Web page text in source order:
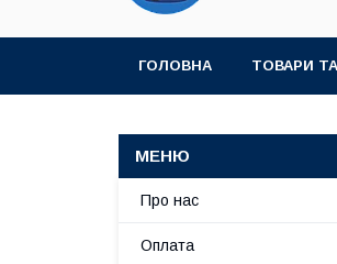
ГОЛОВНА ТОВАРИ
Про нас
Оплата